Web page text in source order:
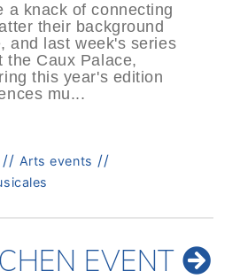
a knack of connecting
their background
and last week's series
the Caux Palace,
this year's edition
mu...
// Arts events //
EVENT